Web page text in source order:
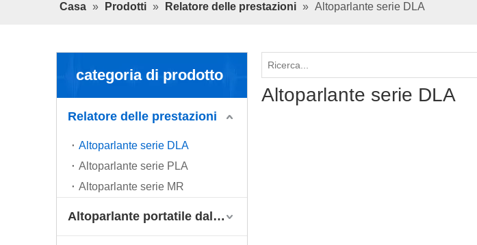
Casa » Prodotti » Relatore delle prestazioni » Altoparlante serie DLA
categoria di prodotto
Relatore delle prestazioni
Altoparlante serie DLA
Altoparlante serie PLA
Altoparlante serie MR
Altoparlante portatile dal vivo
Altoparlante serie DLA